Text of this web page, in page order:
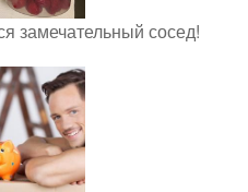
замечательный сосед!